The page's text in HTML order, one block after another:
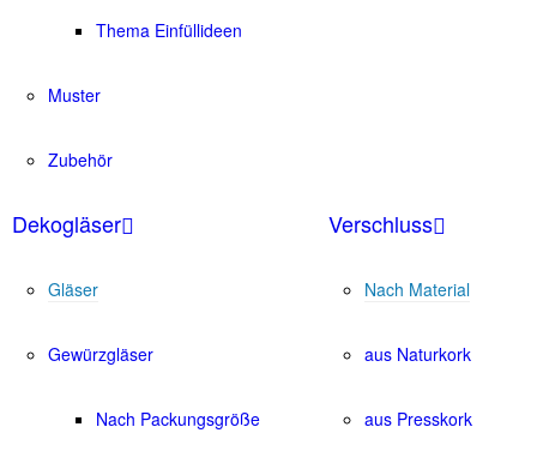
Thema Einfüllideen
Muster
Zubehör
Dekogläser
Gläser
Gewürzgläser
Nach Packungsgröße
Verschluss
Nach Material
aus Naturkork
aus Presskork